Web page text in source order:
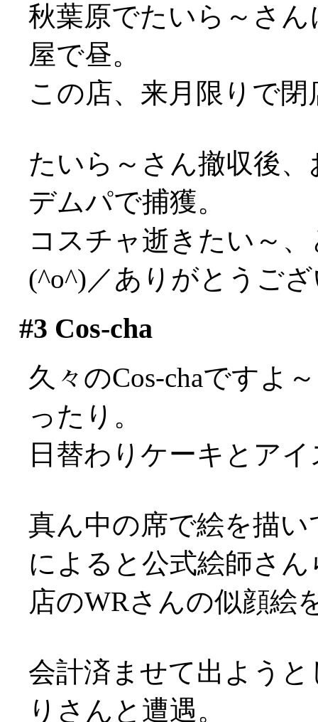
秋葉原でたいら～さ
屋で昼。
この店、来月限りで
たいら～さん撤収後
デムパで捕獲。
コスチャ逝きたい～
(^o^)／ありがとうご
#3 Cos-cha
久々のCos-chaですよ
ったり。
日替わりケーキとア
真ん中の席で絵を描
によると公式絵師さ
店のWRさんの似顔絵
会計済ませて出よう
りさんと遭遇。